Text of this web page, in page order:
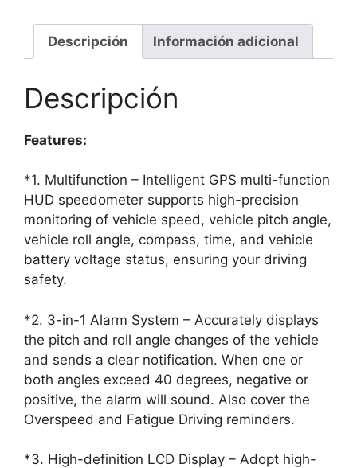
Descripción Información adicional
Descripción
Features:
*1. Multifunction – Intelligent GPS multi-function
HUD speedometer supports high-precision
monitoring of vehicle speed, vehicle pitch angle,
vehicle roll angle, compass, time, and vehicle
battery voltage status, ensuring your driving
safety.
*2. 3-in-1 Alarm System – Accurately displays
the pitch and roll angle changes of the vehicle
and sends a clear notification. When one or
both angles exceed 40 degrees, negative or
positive, the alarm will sound. Also cover the
Overspeed and Fatigue Driving reminders.
*3. High-definition LCD Display – Adopt high-